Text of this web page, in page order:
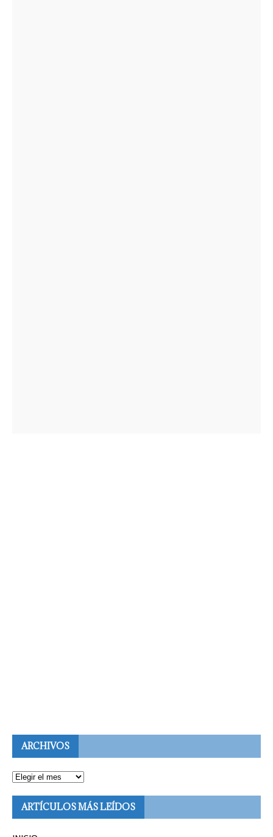
ARCHIVOS
ARTÍCULOS MÁS LEÍDOS